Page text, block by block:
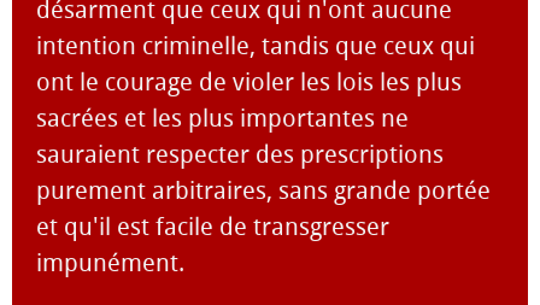
désarment que ceux qui n'ont aucune
intention criminelle, tandis que ceux qui
ont le courage de violer les lois les plus
sacrées et les plus importantes ne
sauraient respecter des prescriptions
purement arbitraires, sans grande portée
et qu'il est facile de transgresser
impunément.